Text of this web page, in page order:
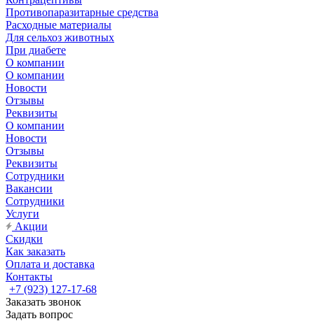
Противопаразитарные средства
Расходные материалы
Для сельхоз животных
При диабете
О компании
О компании
Новости
Отзывы
Реквизиты
О компании
Новости
Отзывы
Реквизиты
Сотрудники
Вакансии
Сотрудники
Услуги
Акции
Скидки
Как заказать
Оплата и доставка
Контакты
+7 (923) 127-17-68
Заказать звонок
Задать вопрос